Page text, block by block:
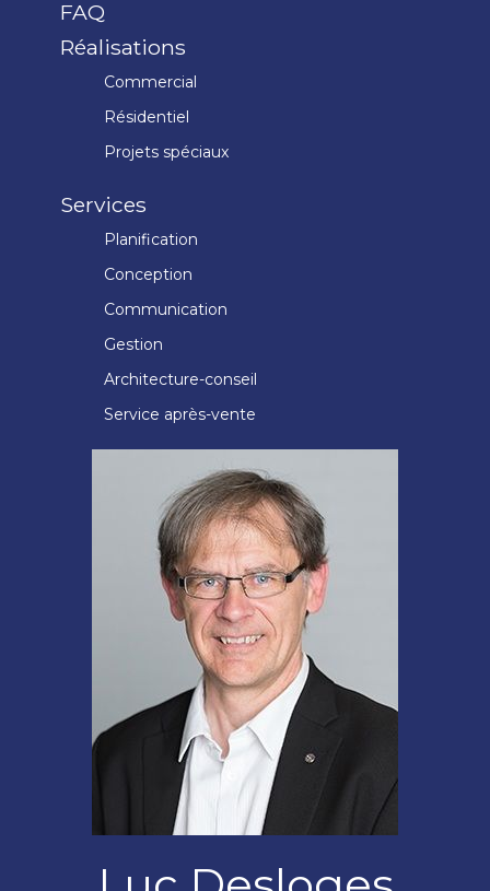
FAQ
Réalisations
Commercial
Résidentiel
Projets spéciaux
Services
Planification
Conception
Communication
Gestion
Architecture-conseil
Service après-vente